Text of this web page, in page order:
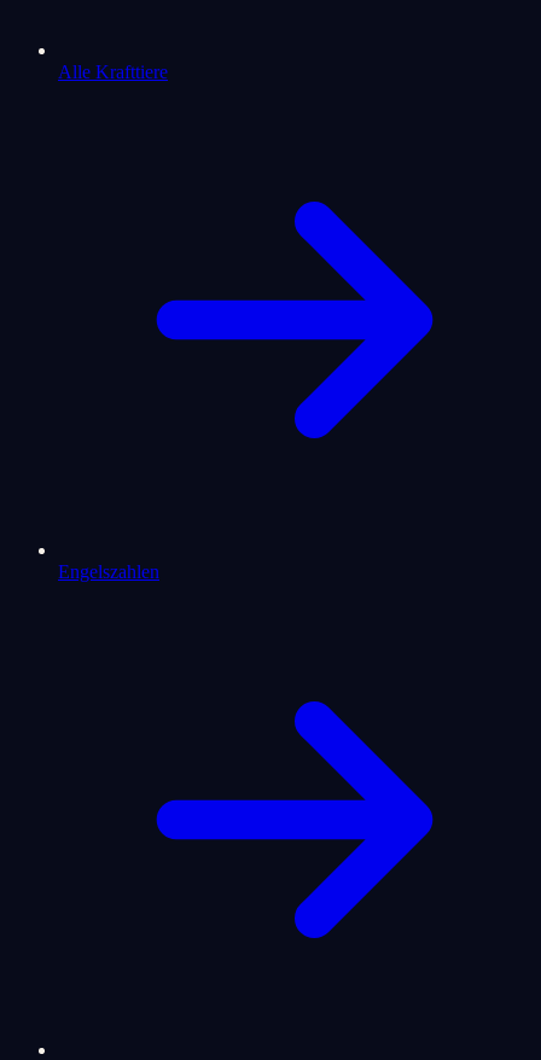
Alle Krafttiere
Engelszahlen